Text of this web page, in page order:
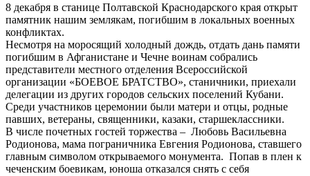
8 декабря в станице Полтавской Краснодарского края открыт
памятник нашим землякам, погибшим в локальных военных
конфликтах.
Несмотря на моросящий холодный дождь, отдать дань памяти
погибшим в Афганистане и Чечне воинам собрались
представители местного отделения Всероссийской
организации «БОЕВОЕ БРАТСТВО», станичники, приехали
делегации из других городов сельских поселений Кубани.
Среди участников церемонии были матери и отцы, родные
павших, ветераны, священники, казаки, старшеклассники.
В числе почетных гостей торжества – Любовь Васильевна
Родионова, мама пограничника Евгения Родионова, ставшего
главным символом открываемого монумента. Попав в плен к
чеченским боевикам, юноша отказался снять с себя